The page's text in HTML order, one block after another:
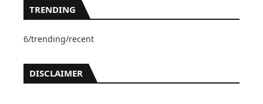
TRENDING
6/trending/recent
DISCLAIMER